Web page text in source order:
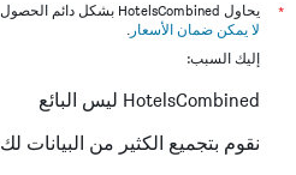
*
يحاول HotelsCombined بشكل دائم الحصول على الأسعار الدقيقة، ولكن
لا يمكن ضمان الأسعار .
إليك السبب:
HotelsCombined ليس البائع
نقوم بتجميع الكثير من البيانات لك